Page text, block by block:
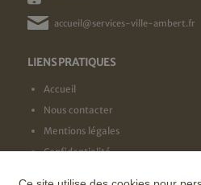
accueil@services-ville-ambert.fr
LIENS PRATIQUES
Accueil
Nous contacter
Mentions légales
Confidentialité